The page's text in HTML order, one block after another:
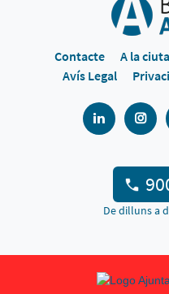
Contacte A la
Avís Legal
De dilluns a